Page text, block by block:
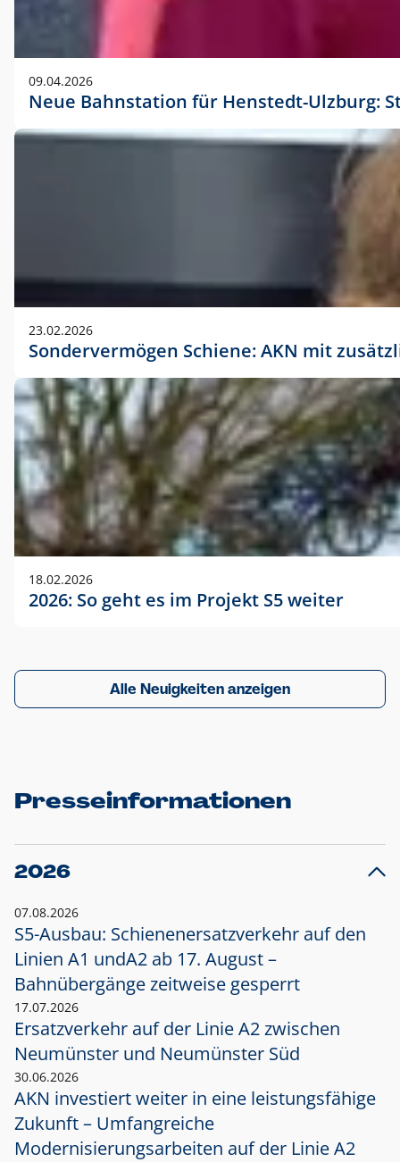
09.04.2026
Neue Bahnstation für Henstedt-Ulzburg:
23.02.2026
Sondervermögen Schiene: AKN mit
18.02.2026
2026: So geht es im Projekt S5 weiter
Alle Neuigkeiten anzeigen
Presseinformationen
2026
07.08.2026
S5-Ausbau: Schienenersatzverkehr auf den
Linien A1 undA2 ab 17. August –
Bahnübergänge zeitweise gesperrt
17.07.2026
Ersatzverkehr auf der Linie A2 zwischen
Neumünster und Neumünster Süd
30.06.2026
AKN investiert weiter in eine leistungsfähige
Zukunft – Umfangreiche
Modernisierungsarbeiten auf der Linie A2